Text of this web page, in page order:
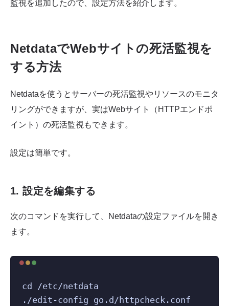
監視を追加したので、設定方法を紹介します。
NetdataでWebサイトの死活監視を
する方法
Netdataを使うとサーバーの死活監視やリソースのモニタ
リングができますが、実はWebサイト（HTTPエンドポ
イント）の死活監視もできます。
設定は簡単です。
1. 設定を編集する
次のコマンドを実行して、Netdataの設定ファイルを開き
ます。
cd
/etc/netdata
./edit-config go.d/httpcheck.conf